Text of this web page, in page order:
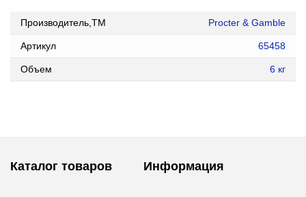
Производитель,ТМ Procter & Gamble
Артикул 65458
Объем 6 кг
Каталог товаров Информация